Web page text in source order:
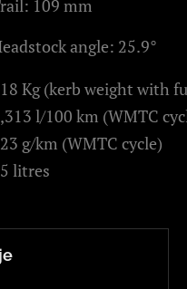
109 mm
angle: 25.9°
Kg (kerb weight with
l/100 km (WMTC
g/km (WMTC cycle)
litres